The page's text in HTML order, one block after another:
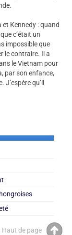
Kennedy : quand
c’était un
impossible que
le contraire. Il a
le Vietnam pour
par son enfance,
qu’il
Haut de page